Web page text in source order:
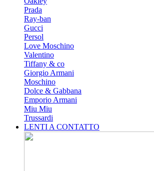
Prada
Ray-ban
Gucci
Persol
Love Moschino
Valentino
Tiffany & co
Giorgio Armani
Moschino
Dolce & Gabbana
Emporio Armani
Miu Miu
Trussardi
LENTI A CONTATTO